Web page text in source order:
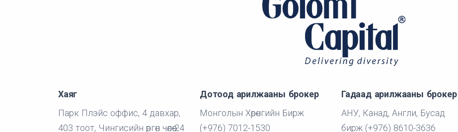
Хаяг
Парк Плэйс оффис, 4 давхар,
403 тоот, Чингисийн өргөн чөлөө-24
Дотоод арилжааны брокер
Монголын Хөрөнгийн Бирж
(+976) 7012-1530
Гадаад арилжааны брокер
АНУ, Канад, Англи, Бусад
бирж (+976) 8610-3636